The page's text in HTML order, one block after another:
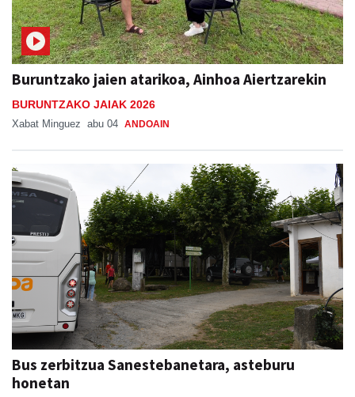
Buruntzako jaien atarikoa, Ainhoa Aiertzarekin
BURUNTZAKO JAIAK 2026
Xabat Minguez abu 04 ANDOAIN
Bus zerbitzua Sanestebanetara, asteburu
honetan